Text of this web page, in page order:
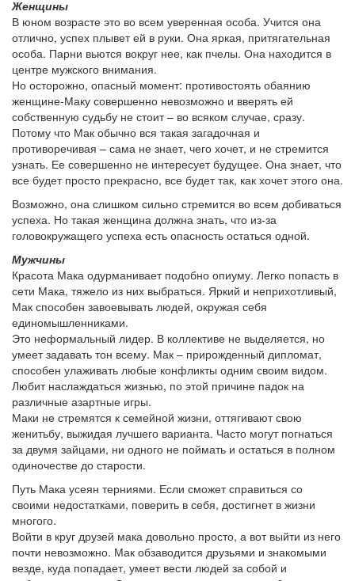
Женщины
В юном возрасте это во всем уверенная особа. Учится она
отлично, успех плывет ей в руки. Она яркая, притягательная
особа. Парни вьются вокруг нее, как пчелы. Она находится в
центре мужского внимания.
Но осторожно, опасный момент: противостоять обаянию
женщине-Маку совершенно невозможно и вверять ей
собственную судьбу не стоит – во всяком случае, сразу.
Потому что Мак обычно вся такая загадочная и
противоречивая – сама не знает, чего хочет, и не стремится
узнать. Ее совершенно не интересует будущее. Она знает, что
все будет просто прекрасно, все будет так, как хочет этого она.
Возможно, она слишком сильно стремится во всем добиваться
успеха. Но такая женщина должна знать, что из-за
головокружащего успеха есть опасность остаться одной.
Мужчины
Красота Мака одурманивает подобно опиуму. Легко попасть в
сети Мака, тяжело из них выбраться. Яркий и неприхотливый,
Мак способен завоевывать людей, окружая себя
единомышленниками.
Это неформальный лидер. В коллективе не выделяется, но
умеет задавать тон всему. Мак – прирожденный дипломат,
способен улаживать любые конфликты одним своим видом.
Любит наслаждаться жизнью, по этой причине падок на
различные азартные игры.
Маки не стремятся к семейной жизни, оттягивают свою
женитьбу, выжидая лучшего варианта. Часто могут погнаться
за двумя зайцами, ни одного не поймать и остаться в полном
одиночестве до старости.
Путь Мака усеян терниями. Если сможет справиться со
своими недостатками, поверить в себя, достигнет в жизни
многого.
Войти в круг друзей мака довольно просто, а вот выйти из него
почти невозможно. Мак обзаводится друзьями и знакомыми
везде, куда попадает, умеет вести людей за собой и